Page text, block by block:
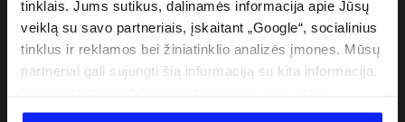
tinklais. Jums sutikus, dalinamės informacija apie Jūsų
veiklą su savo partneriais, įskaitant „Google“, socialinius
tinklus ir reklamos bei žiniatinklio analizės įmones. Mūsų
partneriai gali sujungti šią informaciją su kita informacija,
duomenimis, kuriuos jie gauna, kai naudojatės jų